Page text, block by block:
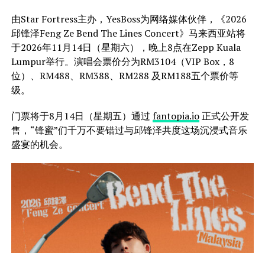
由Star Fortress主办，YesBoss为网络媒体伙伴，《2026
邱锋泽Feng Ze Bend The Lines Concert》马来西亚站将
于2026年11月14日（星期六），晚上8点在Zepp Kuala
Lumpur举行。演唱会票价分为RM3104（VIP Box，8
位）、RM488、RM388、RM288 及RM188五个票价等
级。
门票将于8月14日（星期五）通过 fantopia.io正式公开发
售，“锋蜜”们千万不要错过与邱锋泽共度这场沉浸式音乐
盛宴的机会。